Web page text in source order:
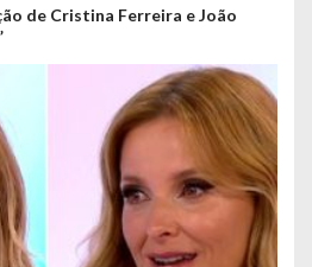
de Cristina Ferreira e João